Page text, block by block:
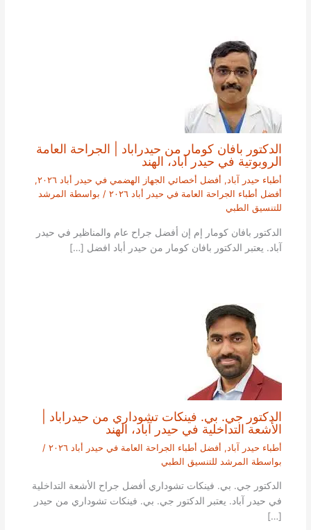
الدكتور بافان كومار من حيدراباد | الجراحة العامة
الروبوتية في حيدر آباد، الهند
أطباء حيدر آباد, أفضل أخصائي الجهاز الهضمي في حيدر أباد ٢٠٢٦
,
أفضل أطباء الجراحة العامة في حيدر أباد ٢٠٢٦
/ بواسطة المرشد
للتنسيق الطبي
الدكتور بافان كومار إم إن أفضل جراح عام والمناظير في حيدر
آباد. يعتبر الدكتور بافان كومار من حيدر أباد افضل […]
الدكتور جي. بي. فينكات تشوداري من حيدراباد |
الأشعة التداخلية في حيدر آباد، الهند
أطباء حيدر آباد , أفضل أطباء الجراحة العامة في حيدر أباد ٢٠٢٦
/
بواسطة المرشد للتنسيق الطبي
الدكتور جي. بي. فينكات تشوداري أفضل جراح الأشعة التداخلية
في حيدر آباد. يعتبر الدكتور جي. بي. فينكات تشوداري من حيدر
[…]